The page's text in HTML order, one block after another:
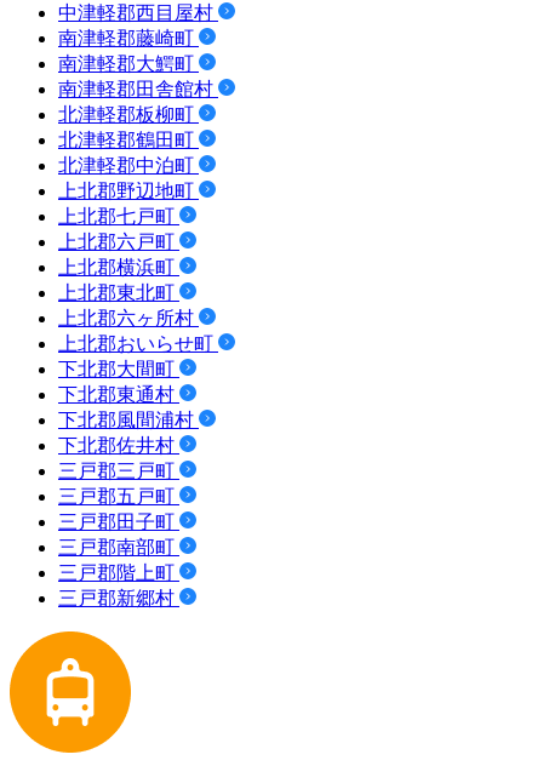
中津軽郡西目屋村
南津軽郡藤崎町
南津軽郡大鰐町
南津軽郡田舎館村
北津軽郡板柳町
北津軽郡鶴田町
北津軽郡中泊町
上北郡野辺地町
上北郡七戸町
上北郡六戸町
上北郡横浜町
上北郡東北町
上北郡六ヶ所村
上北郡おいらせ町
下北郡大間町
下北郡東通村
下北郡風間浦村
下北郡佐井村
三戸郡三戸町
三戸郡五戸町
三戸郡田子町
三戸郡南部町
三戸郡階上町
三戸郡新郷村